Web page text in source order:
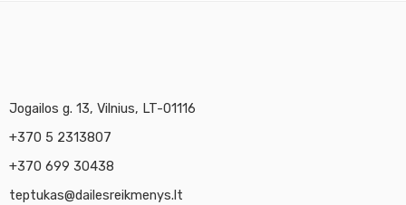
Jogailos g. 13, Vilnius, LT-01116
+370 5 2313807
+370 699 30438
teptukas@dailesreikmenys.lt